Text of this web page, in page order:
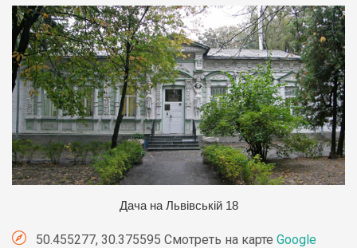
Дача на Львівській 18
50.455277, 30.375595 Смотреть на карте Google